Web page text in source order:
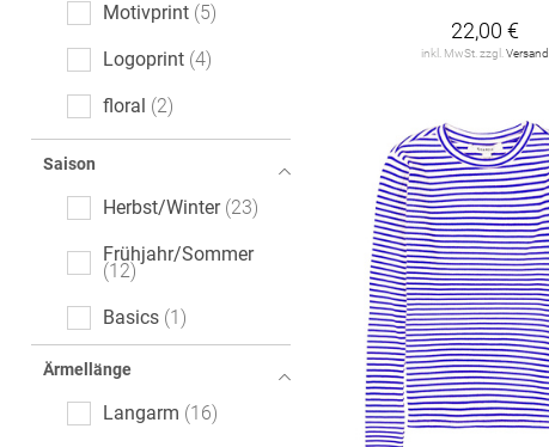
Motivprint 5
Logoprint 4
floral 2
Mottoprint 1
batik 1
Saison
Herbst/Winter 23
Frühjahr/Sommer
12
Basics 1
Ärmellänge
Langarm 16
22,00 €
inkl. MwSt. zzgl. Versand